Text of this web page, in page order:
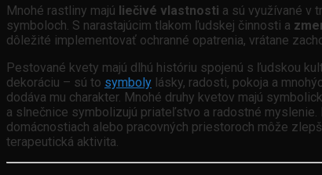
Mnohé rastliny majú liečivé vlastnosti a sú využívané v
symboloch. S narastajúcim tlakom ľudskej činnosti a
dôležité implementovať ochranné opatrenia, vrátane
Pestované kvety majú dlhú históriu spojenú s ľudskou
dekoráciu – sú to symboly lásky, radosti, pokoja a
dodáva mu charakter. Mnohé druhy kvetov majú
a slnečnice symbolizujú priateľstvo a radostné
domácnostiach alebo pracovných priestoroch môže
terapeutická aktivita.